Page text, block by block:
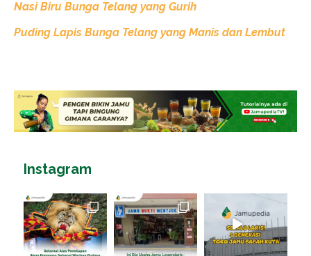
Nasi Biru Bunga Telang yang Gurih
Puding Lapis Bunga Telang yang Manis dan Lembut
Instagram